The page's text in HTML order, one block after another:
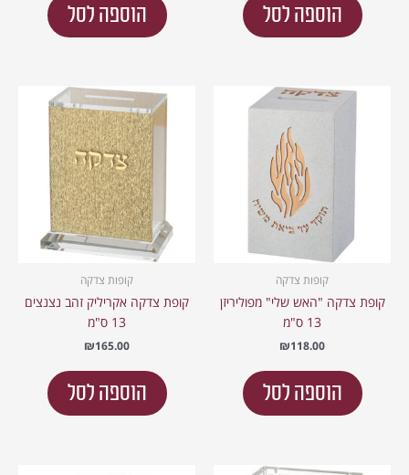
הוספה לסל הוספה לסל
קופות צדקה
קופת צדקה "האש שלי" מפוליריזן
13 ס"מ
₪118.00
הוספה לסל
קופות צדקה
קופת צדקה אקריליק זהב נצנצים
13 ס"מ
₪165.00
הוספה לסל